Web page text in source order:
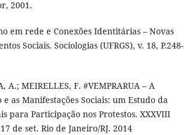
2001.
em rede e Conexões Identitárias – Novas
Sociais. Sociologias (UFRGS), v. 18, P.248-
A.; MEIRELLES, F. #VEMPRARUA – A
as Manifestações Sociais: um Estudo da
para Participação nos Protestos. XXXVIII
de set. Rio de Janeiro/RJ. 2014